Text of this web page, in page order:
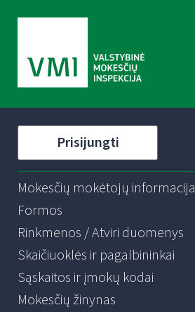
Prisijungti
Mokesčių mokėtojų informacija
Formos
Rinkmenos / Atviri duomenys
Skaičiuoklės ir pagalbininkai
Sąskaitos ir įmokų kodai
Mokesčių žinynas